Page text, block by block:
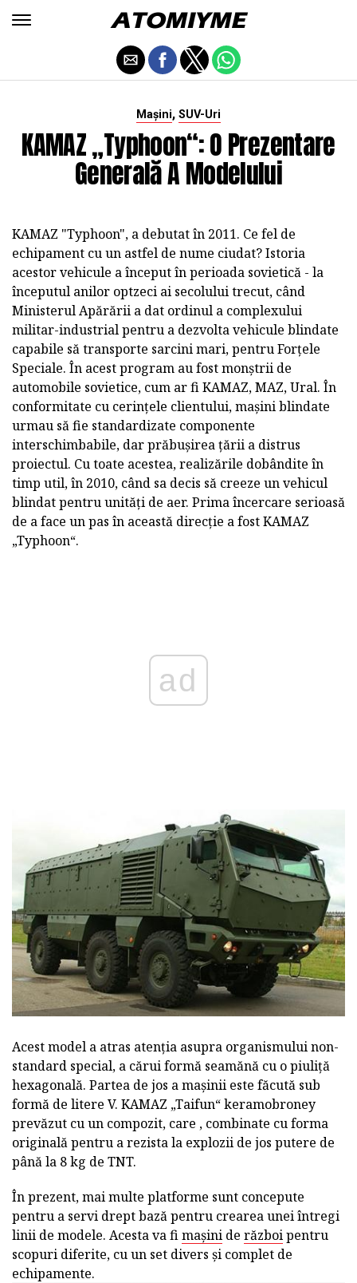
Mașini, SUV-Uri
KAMAZ „Typhoon“: O Prezentare
Generală A Modelului
KAMAZ "Typhoon", a debutat în 2011. Ce fel de
echipament cu un astfel de nume ciudat? Istoria
acestor vehicule a început în perioada sovietică - la
începutul anilor optzeci ai secolului trecut, când
Ministerul Apărării a dat ordinul a complexului
militar-industrial pentru a dezvolta vehicule blindate
capabile să transporte sarcini mari, pentru Forțele
Speciale. În acest program au fost monștrii de
automobile sovietice, cum ar fi KAMAZ, MAZ, Ural. În
conformitate cu cerințele clientului, mașini blindate
urmau să fie standardizate componente
interschimbabile, dar prăbușirea țării a distrus
proiectul. Cu toate acestea, realizările dobândite în
timp util, în 2010, când sa decis să creeze un vehicul
blindat pentru unități de aer. Prima încercare serioasă
de a face un pas în această direcție a fost KAMAZ
„Typhoon“.
ad
Acest model a atras atenția asupra organismului non-
standard special, a cărui formă seamănă cu o piuliță
hexagonală. Partea de jos a mașinii este făcută sub
formă de litere V. KAMAZ „Taifun“ keramobroney
prevăzut cu un compozit, care , combinate cu forma
originală pentru a rezista la explozii de jos putere de
până la 8 kg de TNT.
În prezent, mai multe platforme sunt concepute
pentru a servi drept bază pentru crearea unei întregi
linii de modele. Acesta va fimașini de războipentru
scopuri diferite, cu un set divers și complet de
echipamente.